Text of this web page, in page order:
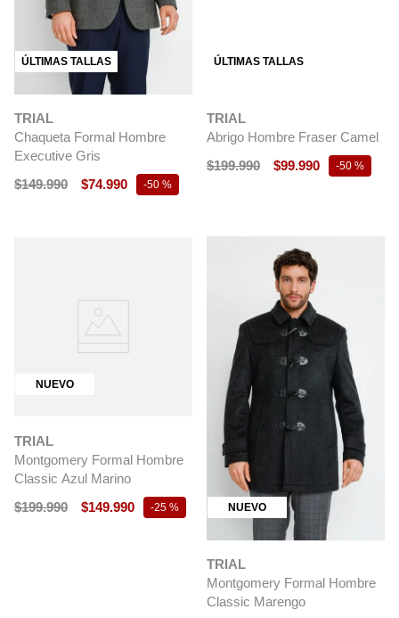
ÚLTIMAS TALLAS
TRIAL
Chaqueta Formal Hombre
Executive Gris
$149.990 $74.990 -50 %
ÚLTIMAS TALLAS
TRIAL
Abrigo Hombre Fraser Camel
$199.990 $99.990 -50 %
NUEVO
TRIAL
Montgomery Formal Hombre
Classic Azul Marino
$199.990 $149.990 -25 % NUEVO
TRIAL
Montgomery Formal Hombre
Classic Marengo